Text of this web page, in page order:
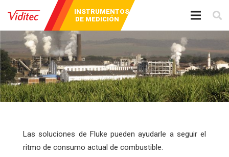
AUDIO Y
VIDEO
BROADCAST
INSTRUMENTOS
DE MEDICIÓN
Las soluciones de Fluke pueden ayudarle a seguir el
ritmo de consumo actual de combustible.